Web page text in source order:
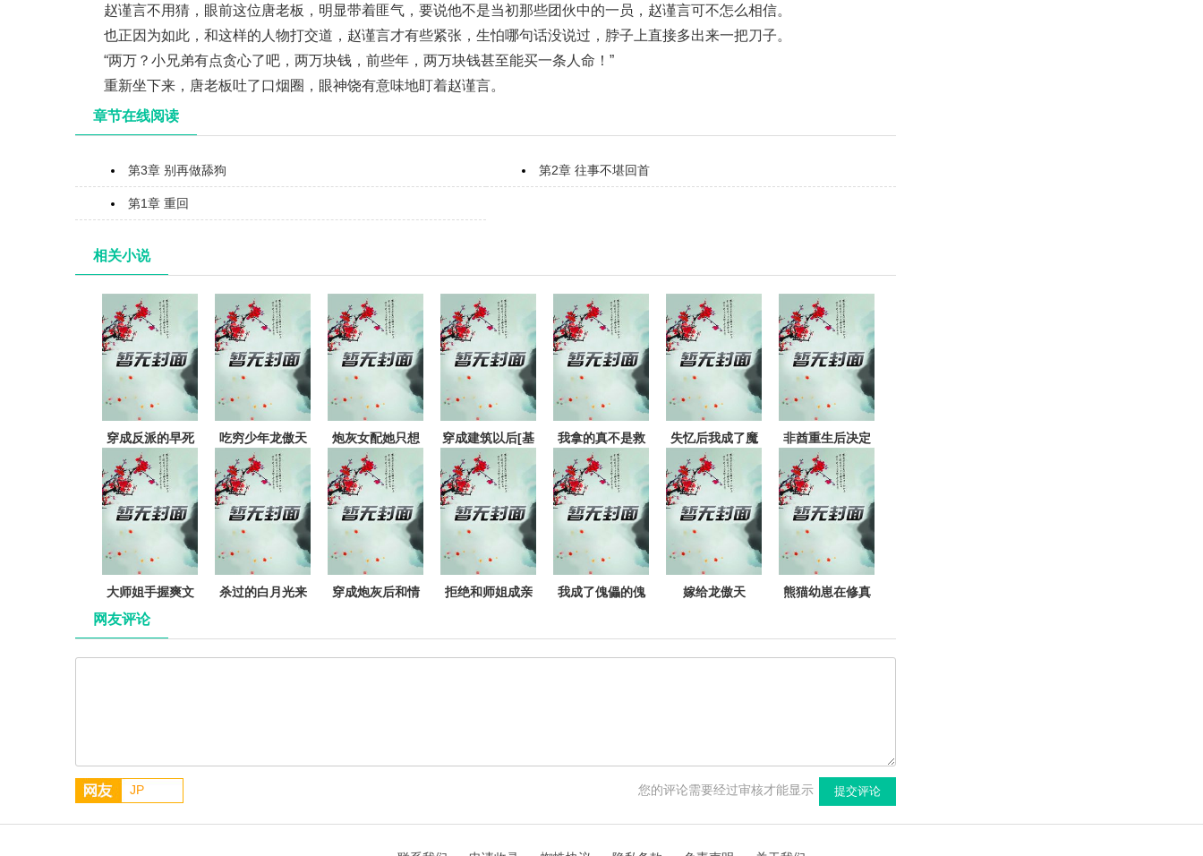
赵谨言不用猜，眼前这位唐老板，明显带着匪气，要说他不是当初那些团伙中的一员，赵谨言可不怎么相信。
也正因为如此，和这样的人物打交道，赵谨言才有些紧张，生怕哪句话没说过，脖子上直接多出来一把刀子。
“两万？小兄弟有点贪心了吧，两万块钱，前些年，两万块钱甚至能买一条人命！”
重新坐下来，唐老板吐了口烟圈，眼神饶有意味地盯着赵谨言。
章节在线阅读
第3章 别再做舔狗 第2章 往事不堪回首
第1章 重回
相关小说
穿成反派的早死
白月光
吃穷少年龙傲天
以后［西幻］
炮灰女配她只想
咸鱼吸猫
穿成建筑以后[基
建]
我拿的真不是救
赎剧本
失忆后我成了魔
尊的白月光
非酋重生后决定
内卷
大师姐手握爽文
剧本
杀过的白月光来
穿成炮灰后和情
拒绝和师姐成亲
我成了傀儡的傀
嫁给龙傲天
熊猫幼崽在修真
网友评论
提交评论
您的评论需要经过审核才能显示